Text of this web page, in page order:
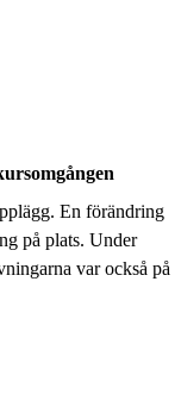
En förändring
på plats. Under
var också på